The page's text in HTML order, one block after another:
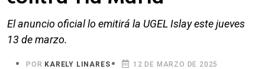
El anuncio oficial lo emitirá la UGEL Islay este jueves
13 de marzo.
POR KARELY LINARES 12 DE MARZO DE 2025